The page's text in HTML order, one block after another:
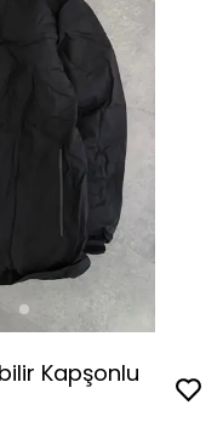
Kapşonlu